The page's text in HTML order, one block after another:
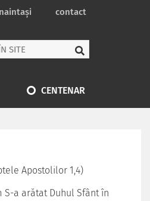
contact
CENTENAR
Apostolilor 1,4)
S-a arătat Duhul Sfânt în